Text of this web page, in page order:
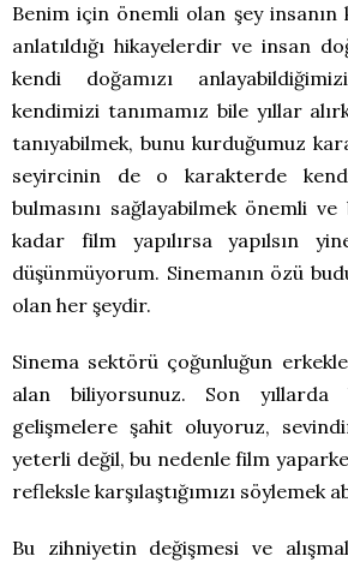
Benim için önemli olan şey insanın
anlatıldığı hikayelerdir ve insan
kendi doğamızı
kendimizi tanımamız bile yıllar
tanıyabilmek, bunu kurduğumuz
seyircinin de o karakterde
bulmasını sağlayabilmek önemli
kadar film yapılırsa yapılsın
düşünmüyorum. Sinemanın özü
olan her şeydir.
Sinema sektörü çoğunluğun
alan biliyorsunuz. Son
gelişmelere şahit oluyoruz,
yeterli değil, bu nedenle film
refleksle karşılaştığımızı söylemek
Bu zihniyetin değişmesi ve